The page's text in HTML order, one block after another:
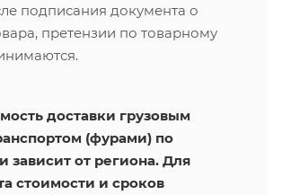
подписания документа о
претензии по товарному
доставки грузовым
(фурами) по
зависит от региона. Для
стоимости и сроков